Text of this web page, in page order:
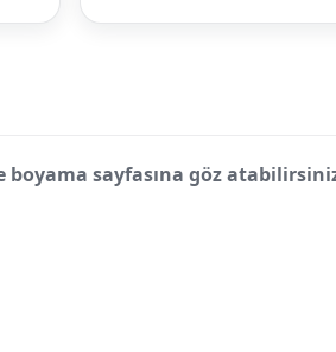
boyama sayfasına göz